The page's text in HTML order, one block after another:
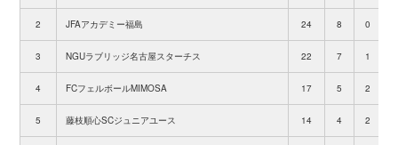
2 JFAアカデミー福島 24 8 0
3 NGUラブリッジ名古屋スターチス 22 7 1
4 FCフェルボールMIMOSA 17 5 2
5 藤枝順心SCジュニアユース 14 4 2